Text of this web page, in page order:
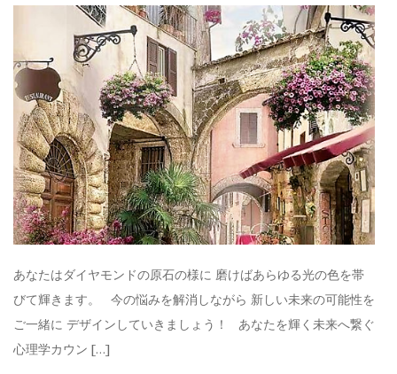
あなたはダイヤモンドの原石の様に 磨けばあらゆる光の色を帯
びて輝きます。 今の悩みを解消しながら 新しい未来の可能性を
ご一緒に デザインしていきましょう！ あなたを輝く未来へ繋ぐ
心理学カウン […]